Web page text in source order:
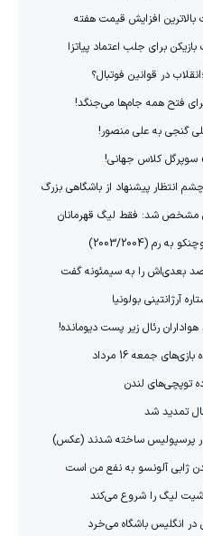
افزایش قیمت هفته
برای جلب اعتماد پیاتزا
در قوانین فوتبال؟
فتح همه جام‌ها می‌جنگد!
گنجی به علی منصور!
انتظار پیشنهاد از باشگاهی بزرگ
مشخص شد: فقط لیگ قهرمانان
رم (2003/2004)
بعدی‌اش را به سیمئونه گفت
آرژانتینی بولونیا
رئال زیر پست دیومانده!
جمعه 16 مرداد
تمدید شد
پرسپولیس ساخته شدند (عکس)
ژابی آلونسو به نفع من است
لیگ را شروع می‌کند
در انگلیس باشگاه می‌خرد